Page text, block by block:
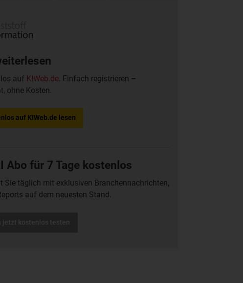
bis zu 40 Prozent mehr produzieren
auf KIWeb.de. Einfach registrieren –
ohne Kosten.
auf KIWeb.de lesen
Abo für 7 Tage kostenlos
Sie täglich mit exklusiven Branchennachrichten,
auf dem neuesten Stand.